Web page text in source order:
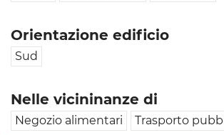
Orientazione edificio
Sud
Nelle vicininanze di
Negozio alimentari Trasporto